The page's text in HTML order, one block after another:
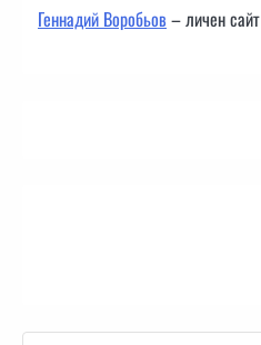
Геннадий Воробьов– личен сайт